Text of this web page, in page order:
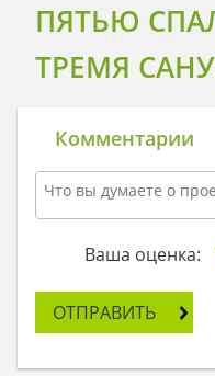
ПЯТЬЮ
ТРЕМЯ
Комментарии
Ваша оценка:
ОТПРАВИТЬ